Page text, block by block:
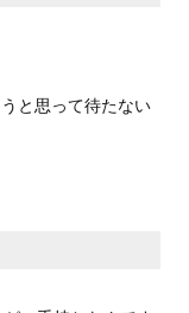
と思って待たない